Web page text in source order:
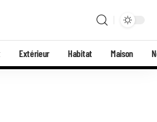
Extérieur Habitat Maison